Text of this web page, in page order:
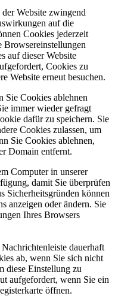
Website zwingend
auf die
Cookies jederzeit
Browsereinstellungen
auf dieser Website
Cookies zu
Website erneut besuchen.
Sie Cookies ablehnen
immer wieder gefragt
dafür zu speichern. Sie
Cookies zulassen, um
Sie Cookies ablehnen,
Domain entfernt.
Computer in unserer
damit Sie überprüfen
Sicherheitsgründen können
anzeigen oder ändern. Sie
Ihres Browsers
dauerhaft
ab, wenn Sie sich nicht
diese Einstellung zu
aufgefordert, wenn Sie ein
öffnen.